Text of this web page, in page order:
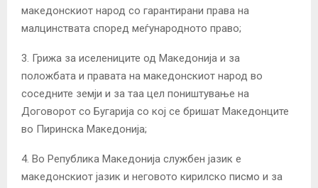
македонскиот народ со гарантирани права на
малцинствата според меѓународното право;
3. Грижа за иселениците од Македонија и за
положбата и правата на македонскиот народ во
соседните земји и за таа цел поништување на
Договорот со Бугарија со кој се бришат Македонците
во Пиринска Македонија;
4. Во Република Македонија службен јазик е
македонскиот јазик и неговото кирилско писмо и за